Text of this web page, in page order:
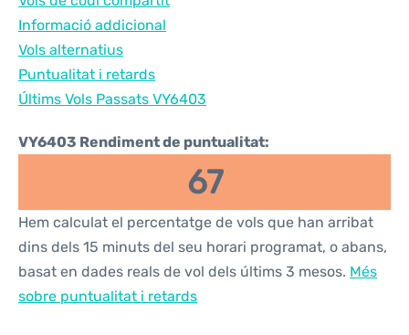
Informació addicional
Vols alternatius
Puntualitat i retards
Últims Vols Passats VY6403
VY6403 Rendiment de puntualitat:
67
Hem calculat el percentatge de vols que han arribat
dins dels 15 minuts del seu horari programat, o abans,
basat en dades reals de vol dels últims 3 mesos. Més
sobre puntualitat i retards